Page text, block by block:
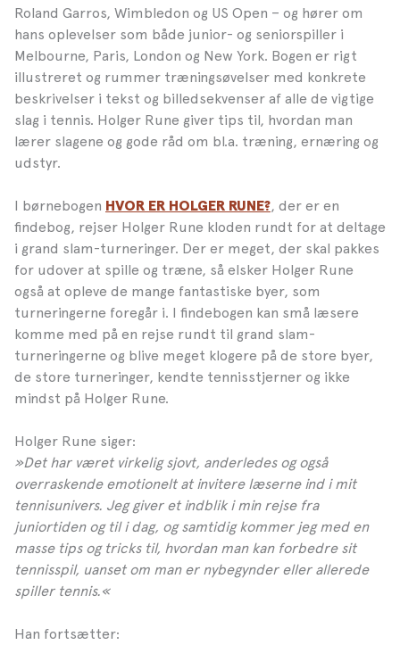
Roland Garros, Wimbledon og US Open – og hører om
hans oplevelser som både junior- og seniorspiller i
Melbourne, Paris, London og New York. Bogen er rigt
illustreret og rummer træningsøvelser med konkrete
beskrivelser i tekst og billedsekvenser af alle de vigtige
slag i tennis. Holger Rune giver tips til, hvordan man
lærer slagene og gode råd om bl.a. træning, ernæring og
udstyr.
I børnebogen HVOR ER HOLGER RUNE?, der er en
findebog, rejser Holger Rune kloden rundt for at deltage
i grand slam-turneringer. Der er meget, der skal pakkes
for udover at spille og træne, så elsker Holger Rune
også at opleve de mange fantastiske byer, som
turneringerne foregår i. I findebogen kan små læsere
komme med på en rejse rundt til grand slam-
turneringerne og blive meget klogere på de store byer,
de store turneringer, kendte tennisstjerner og ikke
mindst på Holger Rune.
Holger Rune siger:
»Det har været virkelig sjovt, anderledes og også
overraskende emotionelt at invitere læserne ind i mit
tennisunivers. Jeg giver et indblik i min rejse fra
juniortiden og til i dag, og samtidig kommer jeg med en
masse tips og tricks til, hvordan man kan forbedre sit
tennisspil, uanset om man er nybegynder eller allerede
spiller tennis.«
Han fortsætter: